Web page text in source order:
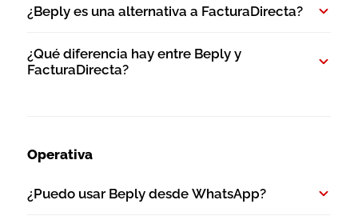
¿Beply es una alternativa a FacturaDirecta?
¿Qué diferencia hay entre Beply y
FacturaDirecta?
Operativa
¿Puedo usar Beply desde WhatsApp?